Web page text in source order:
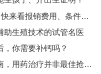
报销费用、条件、流程！
生殖技术的试管名医
，你需要补钙吗？
药治疗并非最佳抢救手段